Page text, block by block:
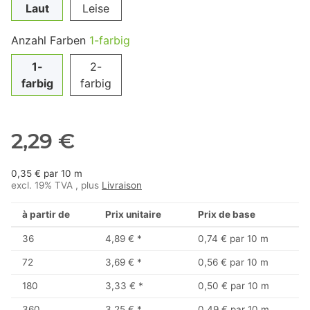
Laut
Leise
Anzahl Farben 1-farbig
1-
farbig
2-
farbig
2,29 €
0,35 € par 10 m
excl. 19% TVA , plus Livraison
à partir de Prix unitaire Prix de base
36 4,89 € * 0,74 € par 10 m
72 3,69 € * 0,56 € par 10 m
180 3,33 € * 0,50 € par 10 m